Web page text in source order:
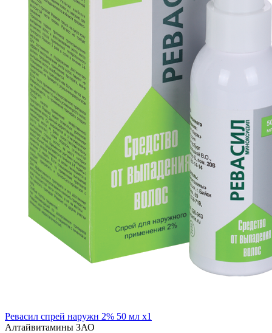
Ревасил спрей наружн 2% 50 мл x1
Алтайвитамины ЗАО